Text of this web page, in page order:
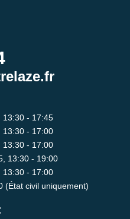
13:30 - 17:45
13:30 - 17:00
13:30 - 17:00
13:30 - 19:00
13:30 - 17:00
(État civil uniquement)